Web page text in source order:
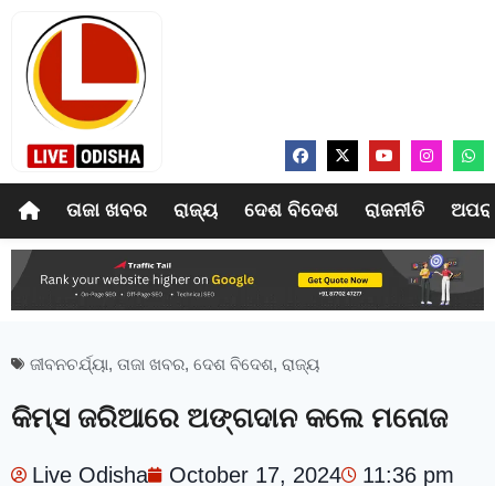
ତାଜା ଖବର ରାଜ୍ୟ ଦେଶ ବିଦେଶ ରାଜନୀତି
ଜୀବନଚର୍ଯ୍ୟା, ତାଜା ଖବର, ଦେଶ ବିଦେଶ, ରାଜ୍ୟ
କିମ୍‍ସ ଜରିଆରେ ଅଙ୍ଗଦାନ କଲେ ମନୋଜ
Live Odisha October 17, 2024 11:36 pm